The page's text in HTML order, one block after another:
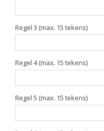
Regel 3 (max. 15 tekens)
Regel 4 (max. 15 tekens)
Regel 5 (max. 15 tekens)